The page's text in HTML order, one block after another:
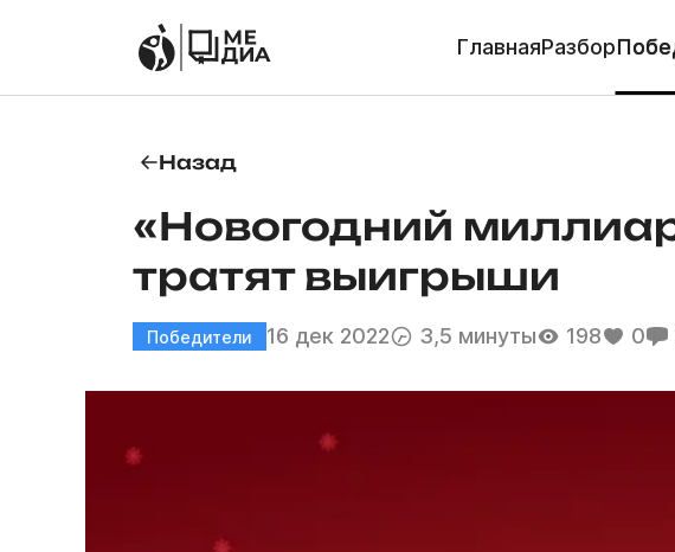
ГлавнаяРазбор
Назад
«Новогодний
тратят выигрыши
Победители 16 дек 2022 3,5 минуты 198 0